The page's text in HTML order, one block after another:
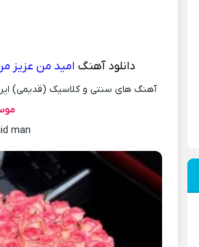
دانلود آهنگ امید من عزیز
آهنگ های سنتی و کلاسیک (قدیمی)
man